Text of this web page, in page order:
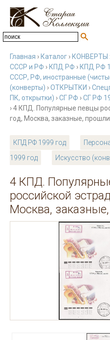
Главная › Каталог › КОНВЕРТЫ
СССР и РФ › КПД РФ › КПД РФ
СССР, РФ, иностранные
(конверты) ›ОТКРЫТКИ ›
ПК, открытки) ›СГ РФ ›СГ РФ
› 4 КПД. Популярные певцы
год, Москва, заказные,
КПД РФ 1999 год
1999 год
Искусство
4 КПД.
российской
Москва,